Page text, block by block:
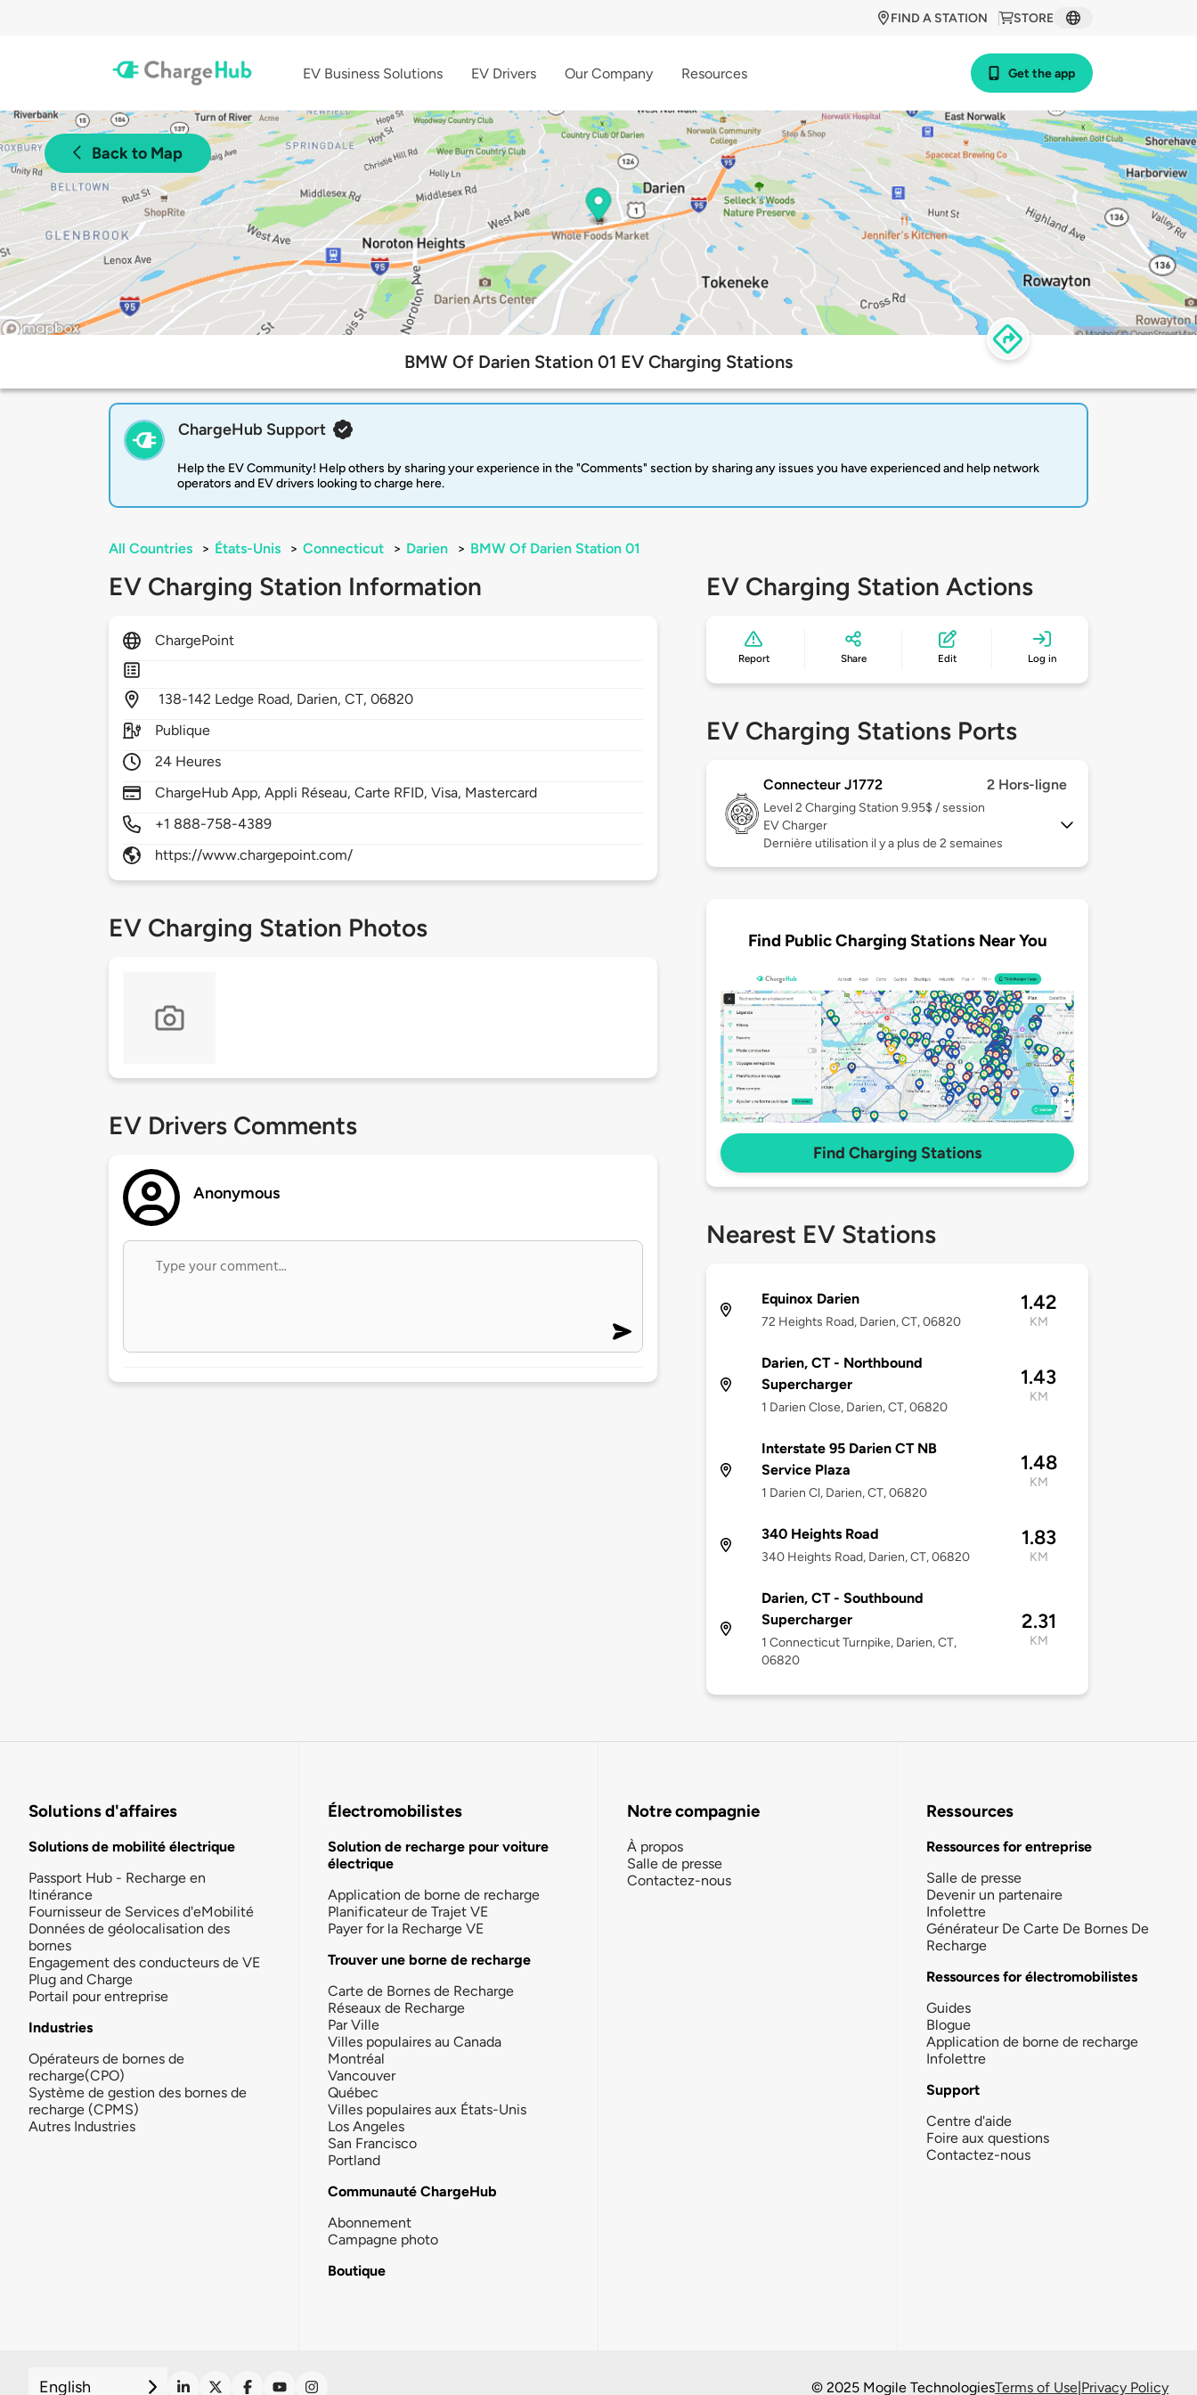
STORE
FIND A STATION
EV Business Solutions EV Drivers Our Company Resources Get the app
Back to Map
BMW Of Darien Station 01 EV Charging Stations
ChargeHub Support
Help the EV Community! Help others by sharing your experience in the "Comments" section by sharing any issues you have experienced and help network
operators and EV drivers looking to charge here.
All Countries > États-Unis > Connecticut > Darien > BMW Of Darien Station 01
EV Charging Station Information
ChargePoint
138-142 Ledge Road, Darien,CT,06820
Publique
24 Heures
ChargeHub App, Appli Réseau, Carte RFID, Visa, Mastercard
+1 888-758-4389
https://www.chargepoint.com/
EV Charging Station Photos
EV Drivers Comments
Anonymous
EV Charging Station Actions
Report Share Edit Log in
EV Charging Stations Ports
Connecteur J1772 2 Hors-ligne
Level 2 Charging Station 9.95$ / session
EV Charger
Dernière utilisation il y a plus de 2 semaines
Find Public Charging Stations Near You
Find Charging Stations
Nearest EV Stations
Equinox Darien
72 Heights Road, Darien, CT, 06820
1.42
KM
Darien, CT - Northbound
Supercharger
1 Darien Close, Darien, CT, 06820
1.43
KM
Interstate 95 Darien CT NB
Service Plaza
1 Darien Cl, Darien, CT, 06820
1.48
KM
340 Heights Road
340 Heights Road, Darien, CT, 06820
1.83
KM
Darien, CT - Southbound
Supercharger
1 Connecticut Turnpike, Darien, CT,
06820
2.31
KM
Solutions d'affaires
Solutions de mobilité électrique
Passport Hub - Recharge en
Itinérance
Fournisseur de Services d'eMobilité
Données de géolocalisation des
bornes
Engagement des conducteurs de VE
Plug and Charge
Portail pour entreprise
Industries
Opérateurs de bornes de
recharge(CPO)
Système de gestion des bornes de
recharge (CPMS)
Autres Industries
Électromobilistes
Solution de recharge pour voiture
électrique
Application de borne de recharge
Planificateur de Trajet VE
Payer for la Recharge VE
Trouver une borne de recharge
Carte de Bornes de Recharge
Réseaux de Recharge
Par Ville
Villes populaires au Canada
Montréal
Vancouver
Québec
Villes populaires aux États-Unis
Los Angeles
San Francisco
Portland
Communauté ChargeHub
Abonnement
Campagne photo
Boutique
Notre compagnie
À propos
Salle de presse
Contactez-nous
Ressources
Ressources for entreprise
Salle de presse
Devenir un partenaire
Infolettre
Générateur De Carte De Bornes De
Recharge
Ressources for électromobilistes
Guides
Blogue
Application de borne de recharge
Infolettre
Support
Centre d'aide
Foire aux questions
Contactez-nous
English © 2025 Mogile TechnologiesTerms of Use|Privacy Policy